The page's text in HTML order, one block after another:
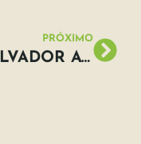
PRÓXIMO
SALVADOR AGORA TEM PONTO DE ÔNIBUS COM TETO VERDE